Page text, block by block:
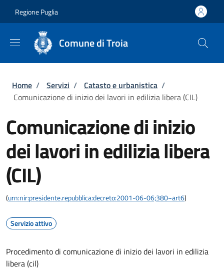
Regione Puglia
Comune di Troia
Briciole di pane
Home / Servizi / Catasto e urbanistica /
Comunicazione di inizio dei lavori in edilizia libera (CIL)
Comunicazione di inizio
dei lavori in edilizia libera
(CIL)
(urn:nir:presidente.repubblica:decreto:2001-06-06;380~art6)
Servizio attivo
Procedimento di comunicazione di inizio dei lavori in edilizia
libera (cil)